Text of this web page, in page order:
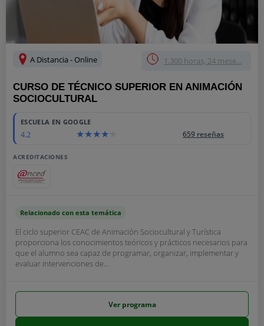
A Distancia - Online 1.300 horas, 24 mese...
CURSO DE TÉCNICO SUPERIOR EN ANIMACIÓN
SOCIOCULTURAL
ESCUELA EN GOOGLE
4.2 659 reseñas
ACREDITACIONES
Relacionado con esta temática
El ciclo superior CEAC de Animación Sociocultural y Turística
proporciona los conocimientos teóricos y prácticos necesarios para
que el alumno sea capaz de programar, organizar, implementar y
evaluar intervenciones de...
Ver programa